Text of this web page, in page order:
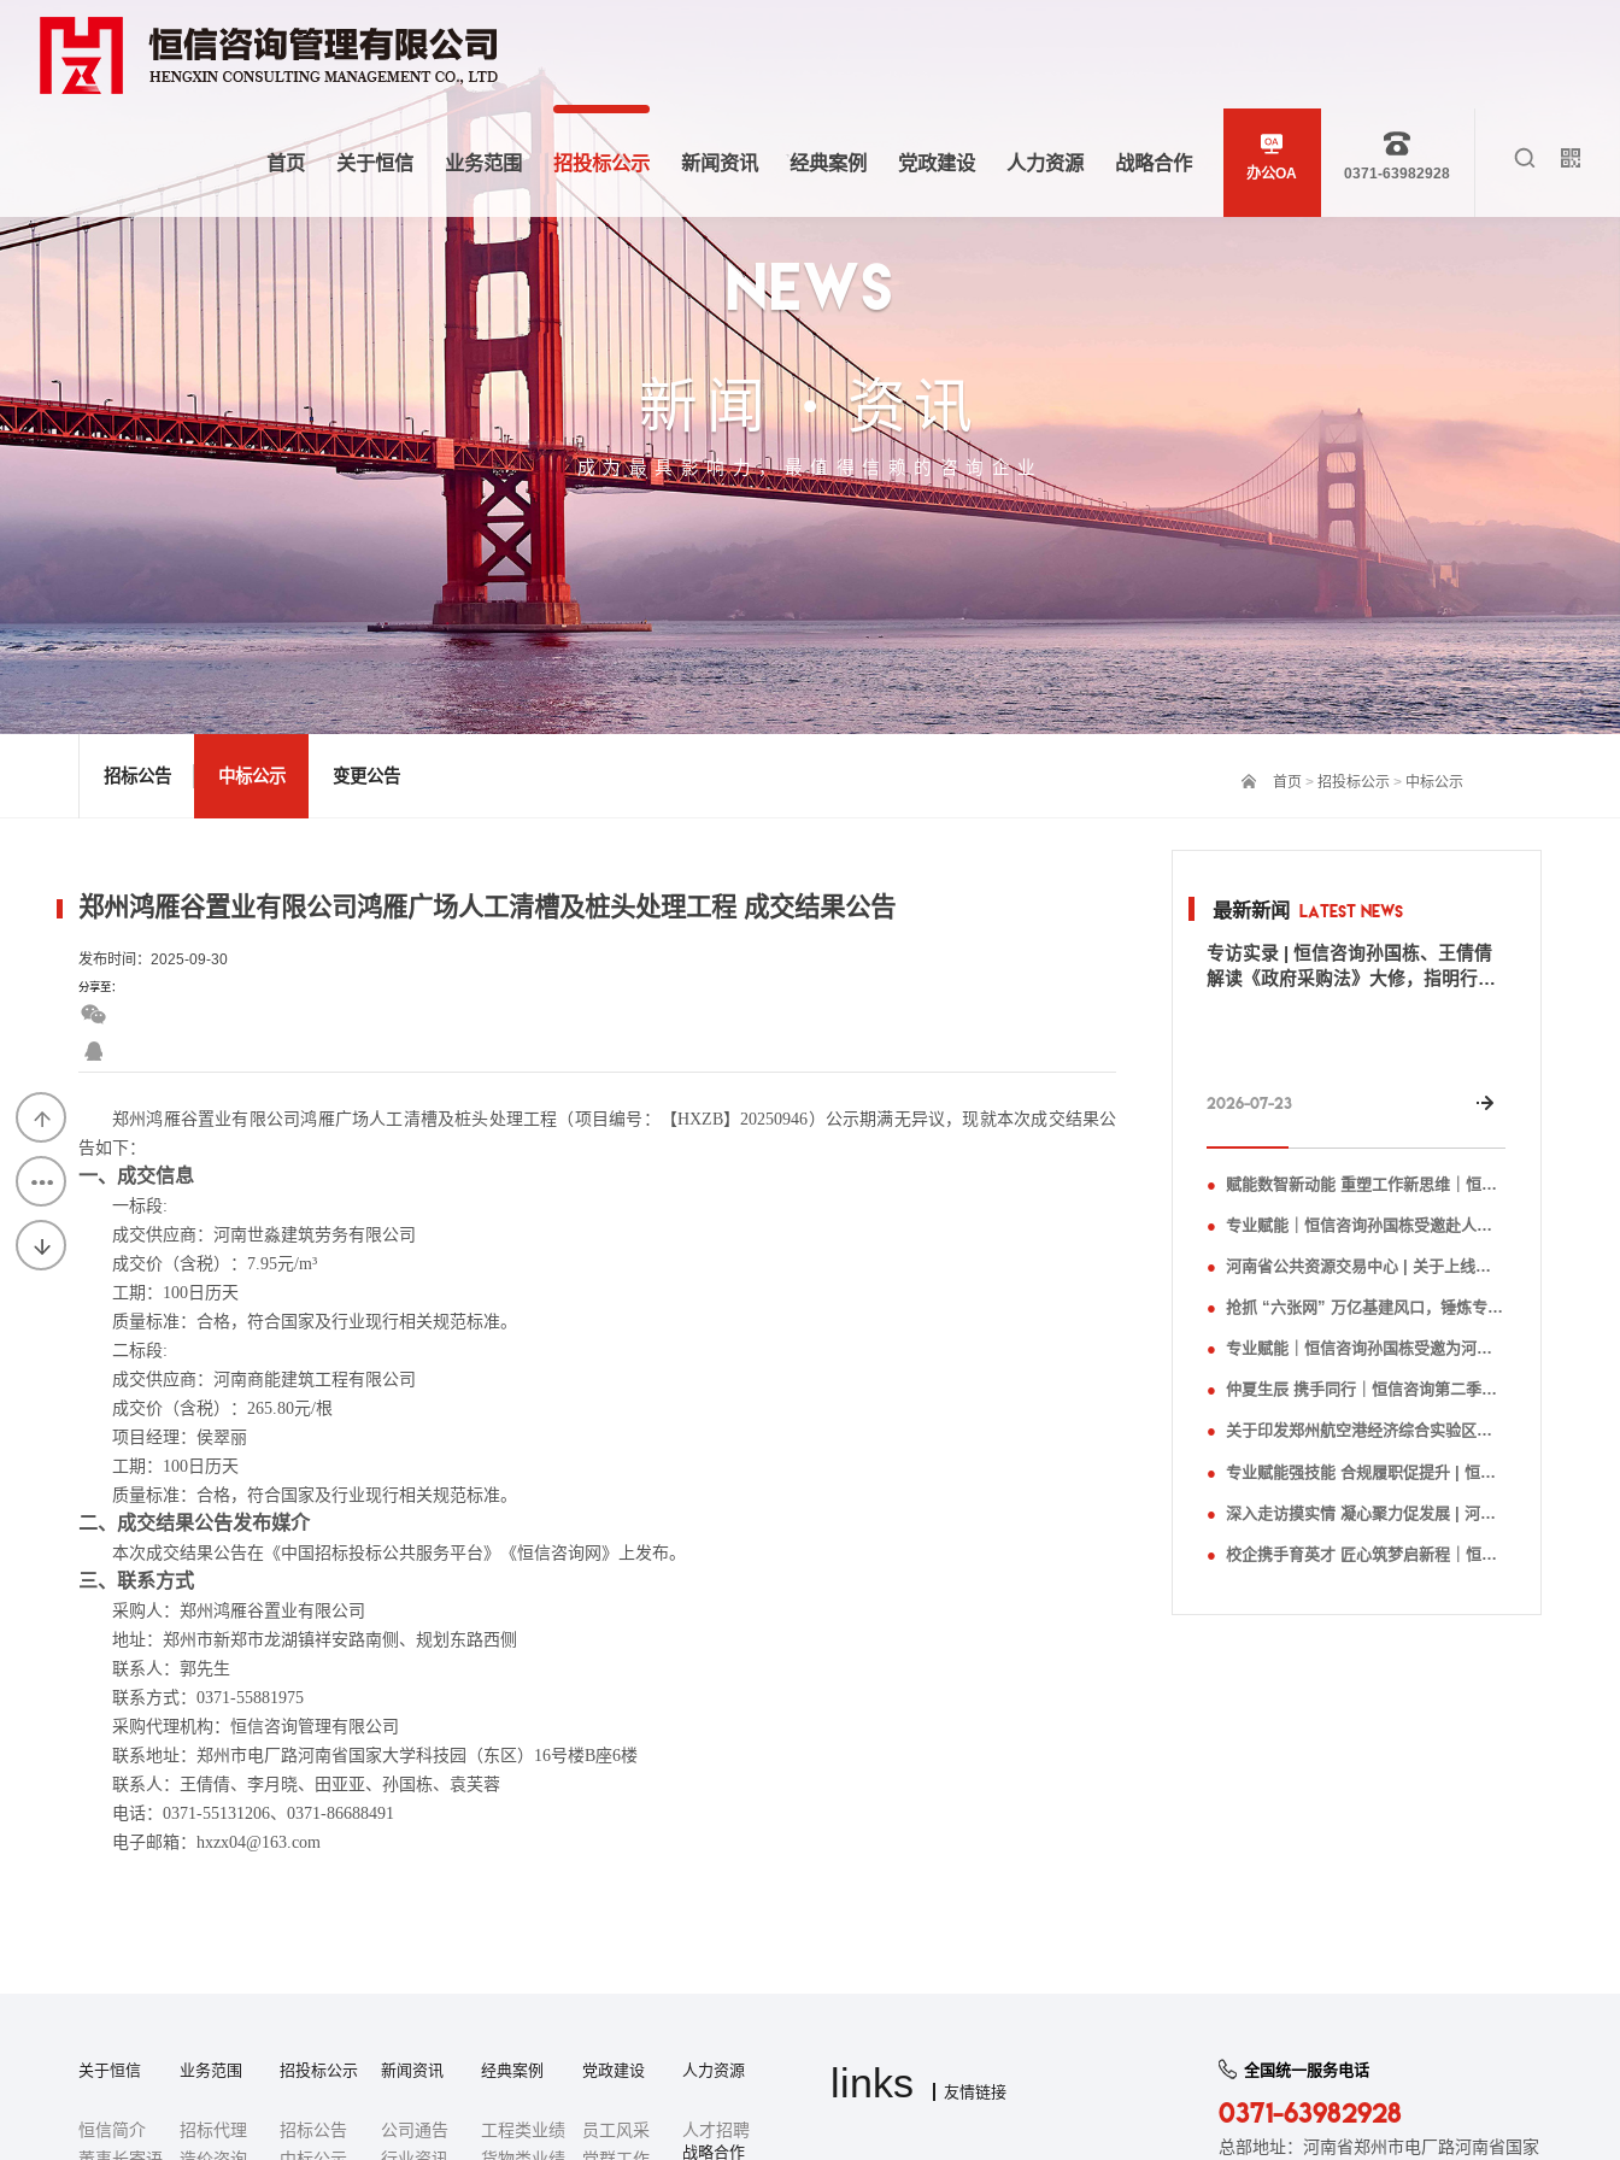
首页 关于恒信 业务范围 招投标公示 新闻资讯 经典案例 党政建设 人力资源 战略合作 办公OA 0371-63982928
news
新闻 资讯
成为最具影响力，最值得信赖的咨询企业
首页 > 招投标公示 > 中标公示
招标公告 中标公示 变更公告
上一
篇
返回
列表
郑州鸿雁谷置业有限公司鸿雁广场人工清槽及桩头处理工程 成交结果公告
发布时间：2025-09-30
分享至：
郑州鸿雁谷置业有限公司鸿雁广场人工清槽及桩头处理工程 （项目编号： 【HXZB】20250946）公示期满无异议，现就本次成交结果公
告如下：
一、成交信息
一标段:
成交供应商： 河南世淼建筑劳务有限公司
成交价（含税）： 7.95元/m³
工期： 100日历天
质量标准：合格，符合国家及行业现行相关规范标准。
二标段:
成交供应商： 河南商能建筑工程有限公司
成交价（含税）： 265.80元/根
项目经理：侯翠丽
工期： 100日历天
质量标准：合格，符合国家及行业现行相关规范标准。
二、成交结果公告发布媒介
本次成交结果公告在《中国招标投标公共服务平台》《恒信咨询网》上发布。
三、联系方式
采购人：郑州鸿雁谷置业有限公司
地址：郑州市新郑市龙湖镇祥安路南侧、规划东路西侧
联系人：郭先生
联系方式： 0371-55881975
采购代理机构：恒信咨询管理有限公司
联系地址：郑州市电厂路河南省国家大学科技园（东区） 16号楼B座6楼
联系人：王倩倩、李月晓、田亚亚、孙国栋、袁芙蓉
电话： 0371-55131206、0371-86688491
电子邮箱： hxzx04@163.com
最新新闻 Latest news
专访实录 | 恒信咨询孙国栋、王倩倩
解读《政府采购法》大修，指明行业
2026-07-23
赋能数智新动能 重塑工作新思维｜恒信咨询开展AI思维革命专题分享会
专业赋能｜恒信咨询孙国栋受邀赴人保寿险河南分公司开展招标采购专题培训
河南省公共资源交易中心 | 关于上线政府采购项目异常低价审查功能的通知（内附流程图）
抢抓 “六张网” 万亿基建风口，锤炼专业咨询服务能力
专业赋能｜恒信咨询孙国栋受邀为河南农商银行开展招投标新政专题授课
仲夏生辰 携手同行｜恒信咨询第二季度员工生日会圆满举办
关于印发郑州航空港经济综合实验区房屋建筑和市政基础设施工程建设项目招标投标“评定分离”实施意见（试行）的通知
专业赋能强技能 合规履职促提升 | 恒信咨询孙国栋受邀赴濮阳农商行开展专项培训
深入走访摸实情 凝心聚力促发展 | 河南省政府采购协会赴恒信咨询开展走访调研
校企携手育英才 匠心筑梦启新程｜恒信咨询与郑州财税金融职业学院“恒信政府采购管理订单班”正式开班！
关于恒信
恒信简介
业务范围
招标代理
招投标公示
招标公告
新闻资讯
公司通告
经典案例
工程类业绩
党政建设
员工风采
人力资源
人才招聘
战略合作
links 友情链接
全国统一服务电话
0371-63982928
总部地址：河南省郑州市电厂路河南省国家